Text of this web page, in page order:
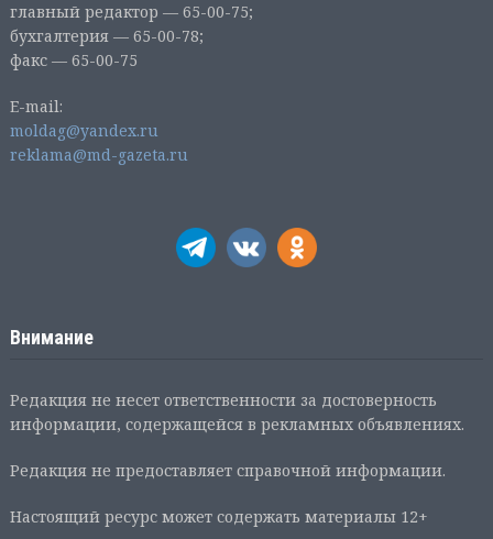
главный редактор — 65-00-75;
бухгалтерия — 65-00-78;
факс — 65-00-75
E-mail:
moldag@yandex.ru
reklama@md-gazeta.ru
Внимание
Редакция не несет ответственности за достоверность
информации, содержащейся в рекламных объявлениях.
Редакция не предоставляет справочной информации.
Настоящий ресурс может содержать материалы 12+